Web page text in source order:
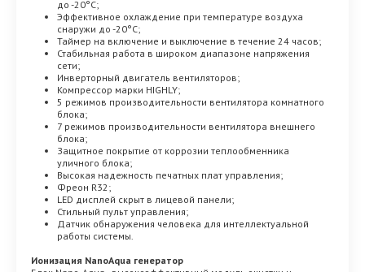
до -20°С;
Эффективное охлаждение при температуре воздуха
снаружи до -20°С;
Таймер на включение и выключение в течение 24 часов;
Стабильная работа в широком диапазоне напряжения
сети;
Инверторный двигатель вентиляторов;
Компрессор марки HIGHLY;
5 режимов производительности вентилятора комнатного
блока;
7 режимов производительности вентилятора внешнего
блока;
Защитное покрытие от коррозии теплообменника
уличного блока;
Высокая надежность печатных плат управления;
Фреон R32;
LED дисплей скрыт в лицевой панели;
Стильный пульт управления;
Датчик обнаружения человека для интеллектуальной
работы системы.
Ионизация NanoAqua генератор